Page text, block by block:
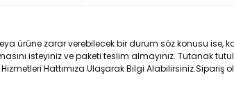
ürüne zarar verebilecek bir durum söz konusu ise,
isteyiniz ve paketi teslim almayınız. Tutanak
Hattımıza Ulaşarak Bilgi